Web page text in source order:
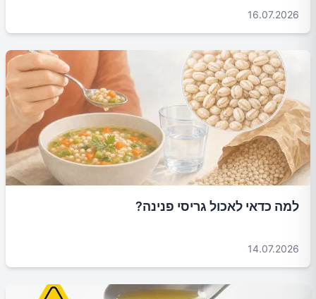
16.07.2026
למה כדאי לאכול גריסי פנינה?
14.07.2026